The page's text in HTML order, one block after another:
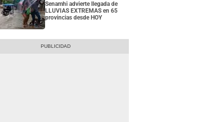
Senamhi advierte llegada de
LLUVIAS EXTREMAS en 65
provincias desde HOY